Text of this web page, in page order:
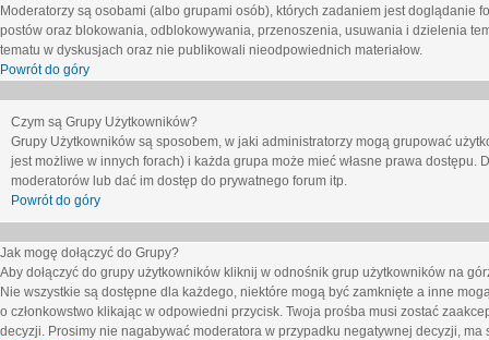
Moderatorzy są osobami (albo grupami osób), których zadaniem jest
postów oraz blokowania, odblokowywania, przenoszenia, usuwania i dzielenia
tematu w dyskusjach oraz nie publikowali nieodpowiednich materiałow.
Powrót do góry
Czym są Grupy Użytkowników?
Grupy Użytkowników są sposobem, w jaki administratorzy mogą grupować
jest możliwe w innych forach) i każda grupa może mieć własne prawa
moderatorów lub dać im dostęp do prywatnego forum itp.
Powrót do góry
Jak mogę dołączyć do Grupy?
Aby dołączyć do grupy użytkowników kliknij w odnośnik grup użytkowników na
Nie wszystkie są dostępne dla każdego, niektóre mogą być zamknięte a inne
o członkowstwo klikając w odpowiedni przycisk. Twoja prośba musi zostać
decyzji. Prosimy nie nagabywać moderatora w przypadku negatywnej decyzji, ma